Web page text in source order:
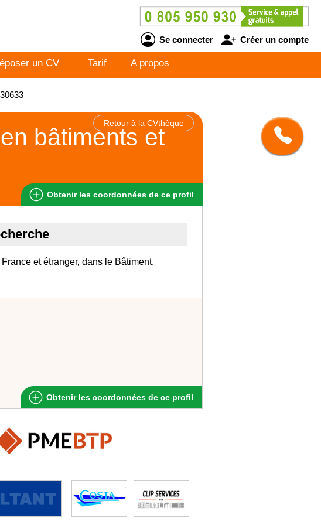
Se connecter Créer un compte
un CV Tarif A propos
Retour à la CVthèque
bâtiments et
Obtenir les coordonnées de ce profil
et étranger, dans le Bâtiment.
Obtenir les coordonnées de ce profil